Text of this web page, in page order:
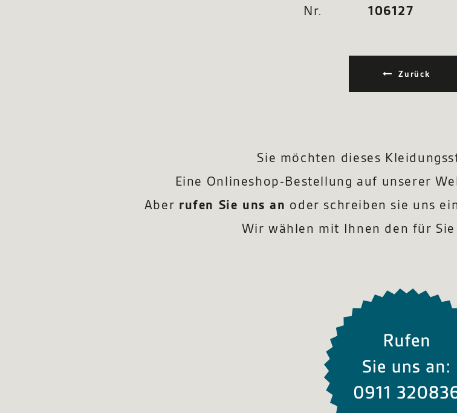
Nr.
106127
Zurück
Sie möchten dieses
Eine Onlineshop-Bestellung auf unserer
Aber rufen Sie uns an oder schreiben sie uns
Wir wählen mit Ihnen den für